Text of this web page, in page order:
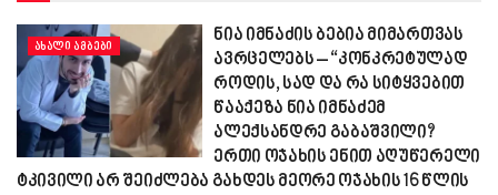
ᲐᲮᲐᲚᲘ ᲐᲛᲑᲔᲑᲘ
ნია იმნაძის ბებია მიმართვას
ავრცელებს – “კონკრეტულად
როდის, სად და რა სიტყვებით
წააქეზა ნია იმნაძემ
ალექსანდრე გაბაშვილი?
ერთი ოჯახის ენით აღუწერელი
ტკივილი არ შეიძლება გახდეს მეორე ოჯახის 16 წლის